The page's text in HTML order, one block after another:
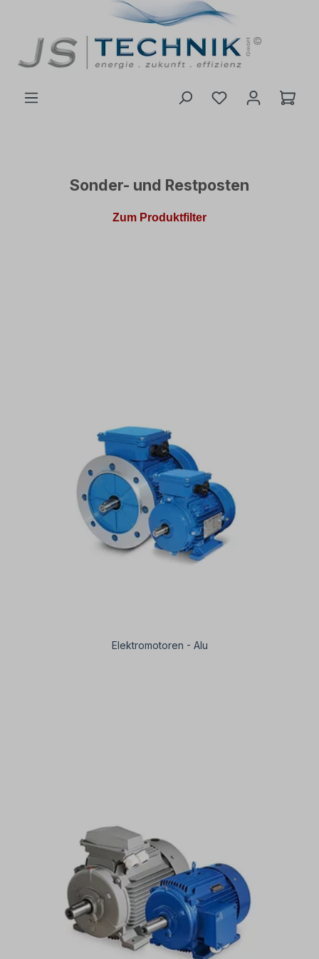
Sonder- und Restposten
Zum Produktfilter
Elektromotoren - Alu